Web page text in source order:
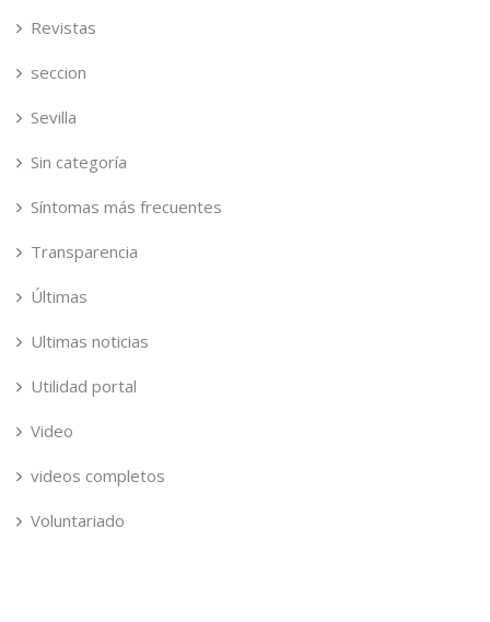
Revistas
seccion
Sevilla
Sin categoría
Síntomas más frecuentes
Transparencia
Últimas
Ultimas noticias
Utilidad portal
Video
videos completos
Voluntariado